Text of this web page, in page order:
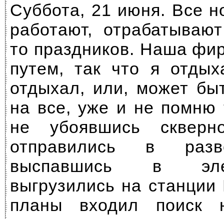
Суббота, 21 июня. Все
работают,
то праздников. Наша
путем, так что я
отдыхал, или, может
на все, уже и не
не убоявшись
отправились в
выспавшись в
выгрузились на
планы входил поиск